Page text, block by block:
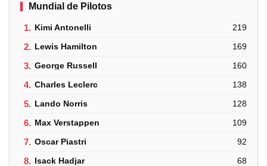
Mundial de Pilotos
1. Kimi Antonelli 219
2. Lewis Hamilton 169
3. George Russell 160
4. Charles Leclerc 138
5. Lando Norris 128
6. Max Verstappen 109
7. Oscar Piastri 92
8. Isack Hadjar 68